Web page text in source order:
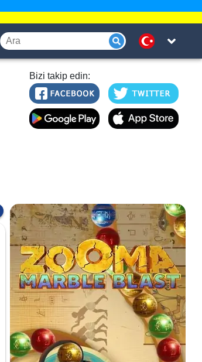
Bizi takip edin: